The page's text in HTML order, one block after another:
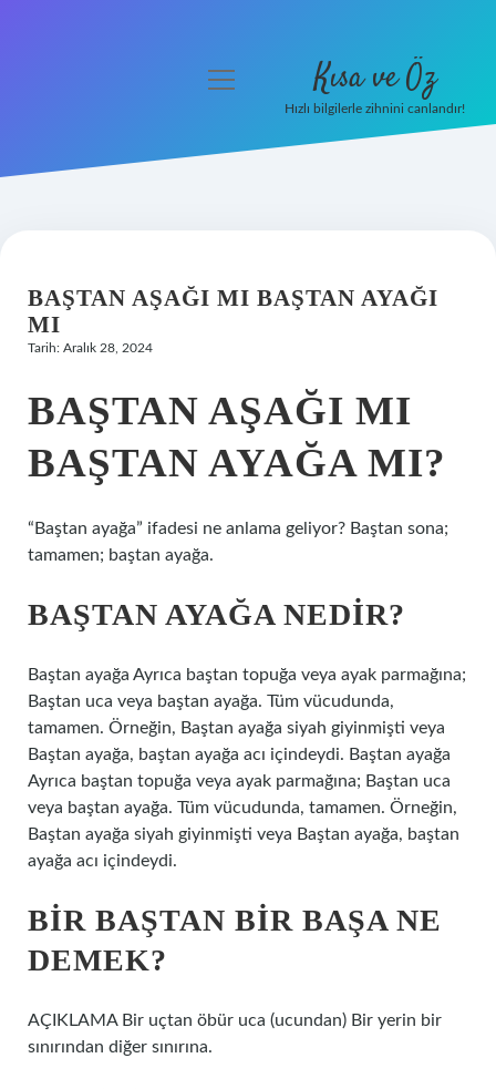
Hakkımızda
menüyü
Kısa ve Öz
Hızlı bilgilerle zihnini canlandır!
BAŞTAN AŞAĞI MI BAŞTAN AYAĞI
MI
Tarih: Aralık 28, 2024
BAŞTAN AŞAĞI MI
BAŞTAN AYAĞA MI?
“Baştan ayağa” ifadesi ne anlama geliyor? Baştan sona;
tamamen; baştan ayağa.
BAŞTAN AYAĞA NEDIR?
Baştan ayağa Ayrıca baştan topuğa veya ayak parmağına;
Baştan uca veya baştan ayağa. Tüm vücudunda,
tamamen. Örneğin, Baştan ayağa siyah giyinmişti veya
Baştan ayağa, baştan ayağa acı içindeydi. Baştan ayağa
Ayrıca baştan topuğa veya ayak parmağına; Baştan uca
veya baştan ayağa. Tüm vücudunda, tamamen. Örneğin,
Baştan ayağa siyah giyinmişti veya Baştan ayağa, baştan
ayağa acı içindeydi.
BIR BAŞTAN BIR BAŞA NE
DEMEK?
AÇIKLAMA Bir uçtan öbür uca (ucundan) Bir yerin bir
sınırından diğer sınırına.